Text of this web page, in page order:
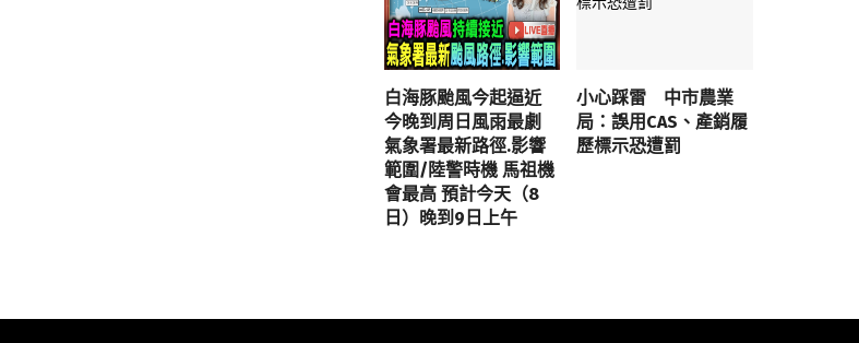
白海豚颱風今起逼近
今晚到周日風雨最劇
氣象署最新路徑.影響
範圍/陸警時機 馬祖機
會最高 預計今天（8
日）晚到9日上午
小心踩雷 中市農業
局：誤用CAS、產銷履
歷標示恐遭罰